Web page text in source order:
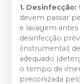
1. Desinfecção:
devem passar
e lavagem
desinfecção
(instrumental)
adequado
o tempo de
preconizada